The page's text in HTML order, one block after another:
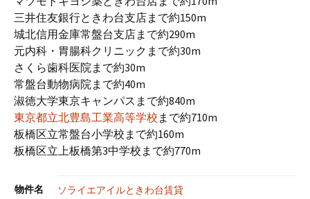
三井住友銀行ときわ台支店まで約150m
城北信用金庫常盤台支店まで約290m
元内科・胃腸科クリニックまで約30m
さくら歯科医院まで約30m
常盤台動物病院まで約40m
淑徳大学東京キャンパスまで約840m
東京都立北豊島工業高等学校 まで約710m
板橋区立常盤台小学校まで約160m
板橋区立上板橋第3中学校まで約770m
物件名 ソライエアイルときわ台賃貸